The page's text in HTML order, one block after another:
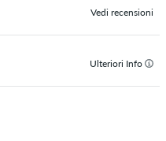
Vedi recensioni
Ulteriori Info